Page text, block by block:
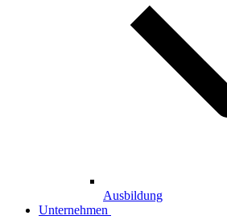
Ausbildung
Unternehmen